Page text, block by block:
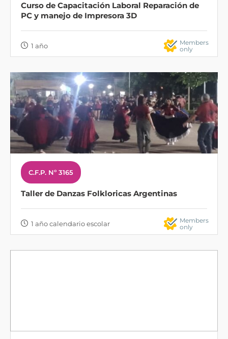
Curso de Capacitación Laboral Reparación de
PC y manejo de Impresora 3D
1 año
Members
only
C.F.P. Nº 3165
Taller de Danzas Folkloricas Argentinas
1 año calendario escolar
Members
only